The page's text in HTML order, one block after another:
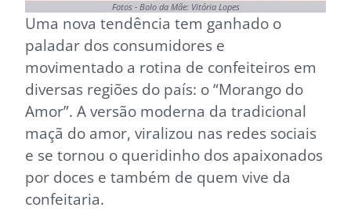
Fotos - Bolo da Mãe: Vitória Lopes
Uma nova tendência tem ganhado o
paladar dos consumidores e
movimentado a rotina de confeiteiros em
diversas regiões do país: o “Morango do
Amor”. A versão moderna da tradicional
maçã do amor, viralizou nas redes sociais
e se tornou o queridinho dos apaixonados
por doces e também de quem vive da
confeitaria.